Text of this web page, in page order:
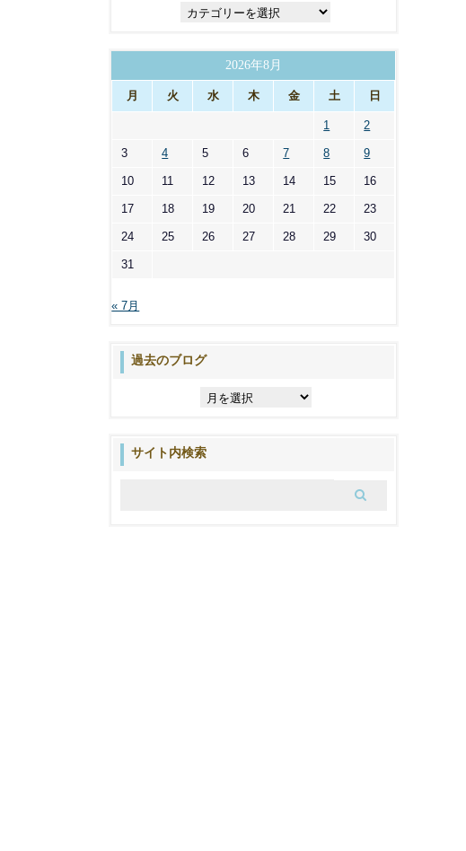
ー
2026年8月
月 火 水 木 金 土 日
1 2
3 4 5 6 7 8 9
10 11 12 13 14 15 16
17 18 19 20 21 22 23
24 25 26 27 28 29 30
31
« 7月
過去のブログ
ブ
サイト内検索